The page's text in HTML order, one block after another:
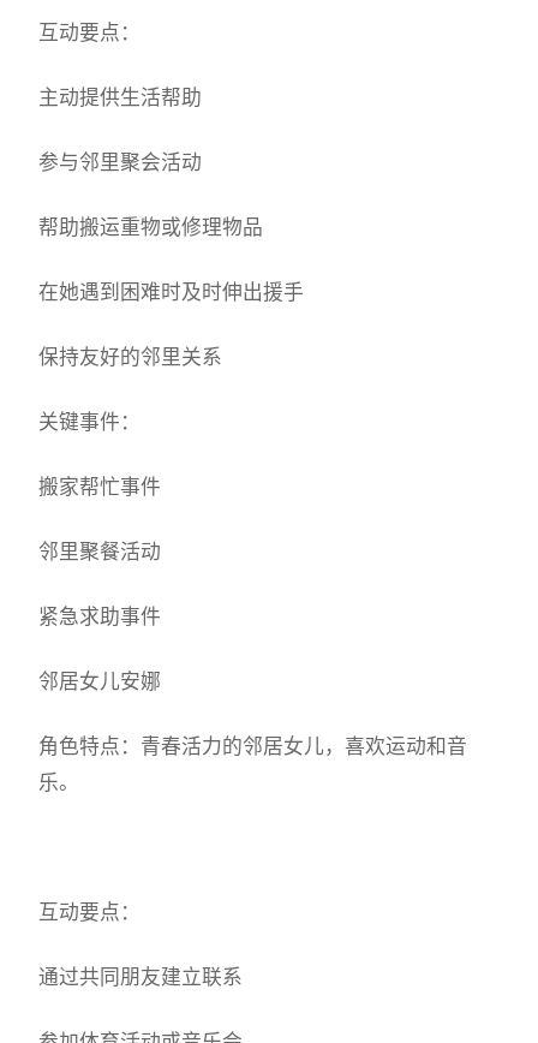
互动要点：
主动提供生活帮助
参与邻里聚会活动
帮助搬运重物或修理物品
在她遇到困难时及时伸出援手
保持友好的邻里关系
关键事件：
搬家帮忙事件
邻里聚餐活动
紧急求助事件
邻居女儿安娜
角色特点：青春活力的邻居女儿，喜欢运动和音
乐。
互动要点：
通过共同朋友建立联系